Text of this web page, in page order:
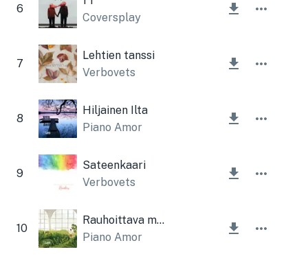
6
Coversplay
7
Lehtien tanssi
Verbovets
8
Hiljainen Ilta
Piano Amor
9
Sateenkaari
Verbovets
10
Rauhoittava melodia
Piano Amor